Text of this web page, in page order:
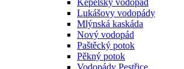
Kepelský vodopád
Lukášovy vodopády
Mlýnská kaskáda
Nový vodopád
Paštěcký potok
Pěkný potok
Vodopády Pestřice